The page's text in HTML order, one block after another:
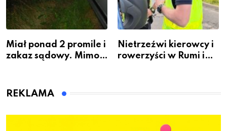
Miał ponad 2 promile i
zakaz sądowy. Mimo
Bolszewie i uderzył w
Nietrzeźwi kierowcy i
rowerzyści w Rumi i
REKLAMA